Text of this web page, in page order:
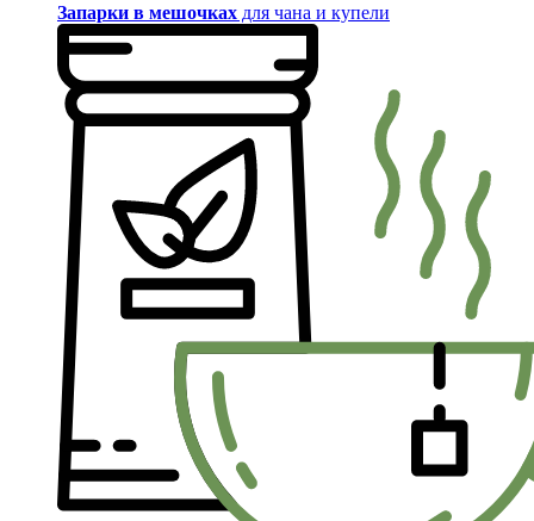
Запарки в мешочках для чана и купели